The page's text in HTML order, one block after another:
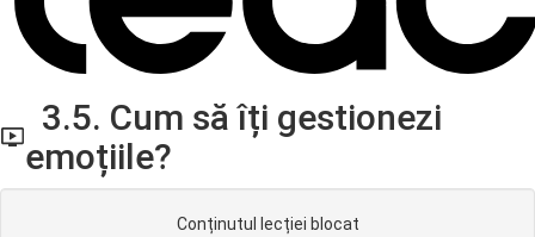
3.5. Cum să îți gestionezi
emoțiile?
Conținutul lecției blocat